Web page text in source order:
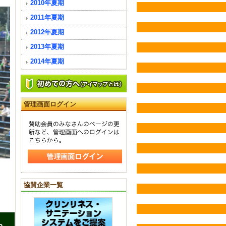
2010年夏期
2011年夏期
2012年夏期
2013年夏期
2014年夏期
管理画面ログイン
協賛企業一覧